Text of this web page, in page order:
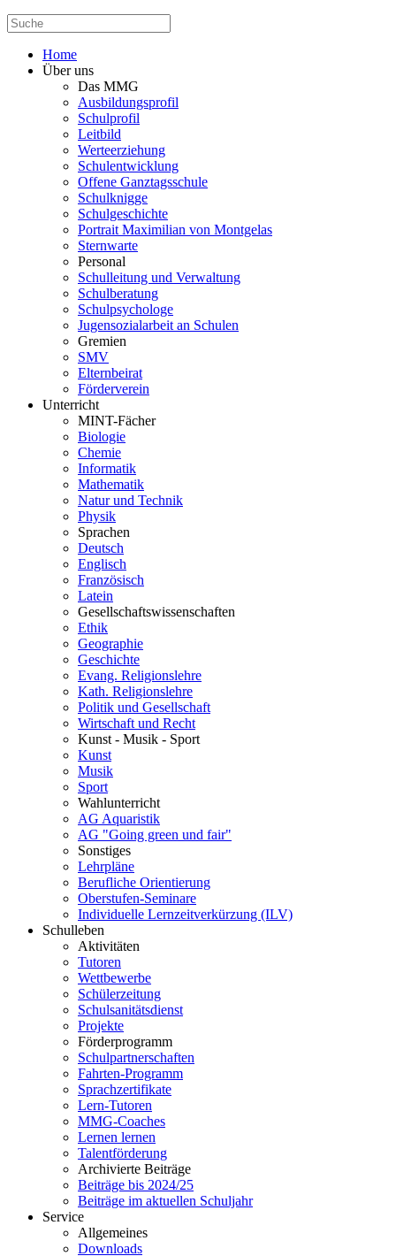
Home
Über uns
Das MMG
Ausbildungsprofil
Schulprofil
Leitbild
Werteerziehung
Schulentwicklung
Offene Ganztagsschule
Schulknigge
Schulgeschichte
Portrait Maximilian von Montgelas
Sternwarte
Personal
Schulleitung und Verwaltung
Schulberatung
Schulpsychologe
Jugensozialarbeit an Schulen
Gremien
SMV
Elternbeirat
Förderverein
Unterricht
MINT-Fächer
Biologie
Chemie
Informatik
Mathematik
Natur und Technik
Physik
Sprachen
Deutsch
Englisch
Französisch
Latein
Gesellschaftswissenschaften
Ethik
Geographie
Geschichte
Evang. Religionslehre
Kath. Religionslehre
Politik und Gesellschaft
Wirtschaft und Recht
Kunst - Musik - Sport
Kunst
Musik
Sport
Wahlunterricht
AG Aquaristik
AG "Going green und fair"
Sonstiges
Lehrpläne
Berufliche Orientierung
Oberstufen-Seminare
Individuelle Lernzeitverkürzung (ILV)
Schulleben
Aktivitäten
Tutoren
Wettbewerbe
Schülerzeitung
Schulsanitätsdienst
Projekte
Förderprogramm
Schulpartnerschaften
Fahrten-Programm
Sprachzertifikate
Lern-Tutoren
MMG-Coaches
Lernen lernen
Talentförderung
Archivierte Beiträge
Beiträge bis 2024/25
Beiträge im aktuellen Schuljahr
Service
Allgemeines
Downloads